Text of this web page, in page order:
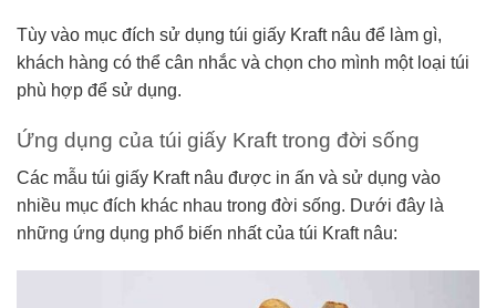
Tùy vào mục đích sử dụng túi giấy Kraft nâu để làm gì,
khách hàng có thể cân nhắc và chọn cho mình một loại túi
phù hợp để sử dụng.
Ứng dụng của túi giấy Kraft trong đời sống
Các mẫu túi giấy Kraft nâu được in ấn và sử dụng vào
nhiều mục đích khác nhau trong đời sống. Dưới đây là
những ứng dụng phổ biến nhất của túi Kraft nâu: